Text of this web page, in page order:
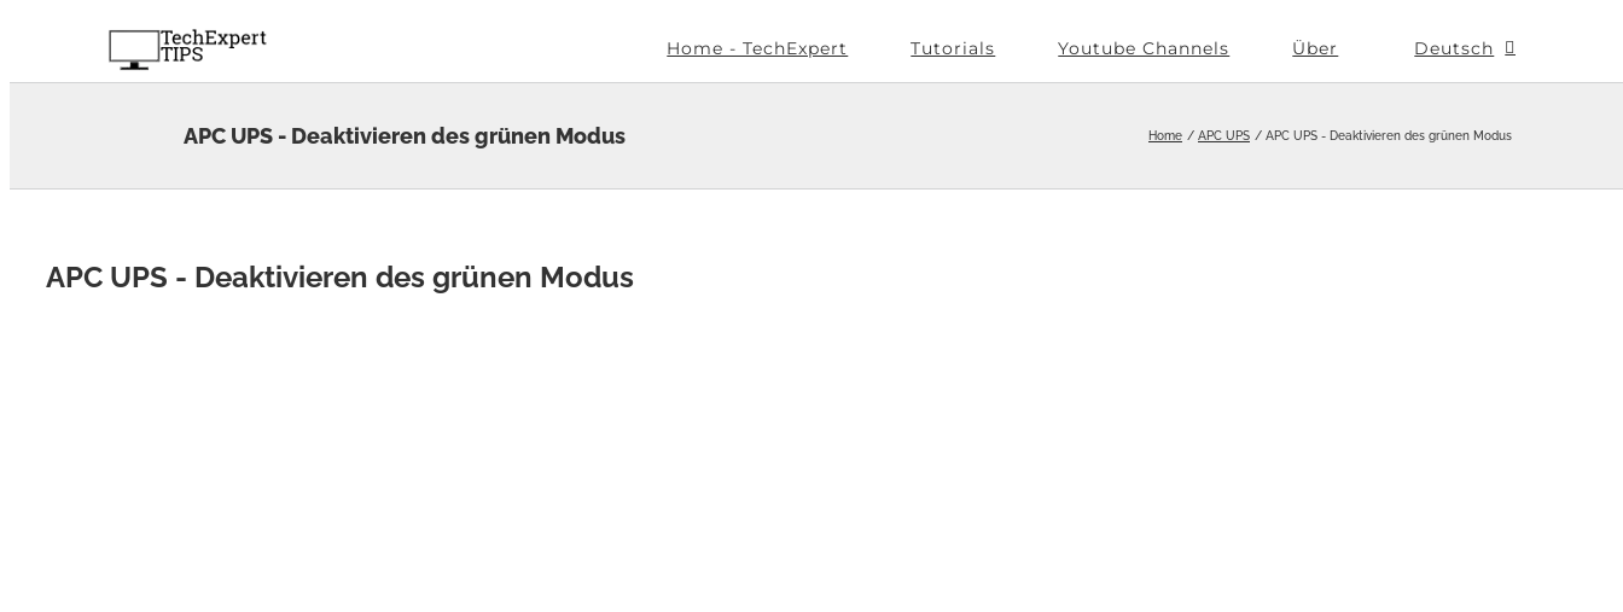
Home - TechExpert Tutorials Youtube Channels Über Deutsch
APC UPS - Deaktivieren des grünen Modus Home APC UPS APC UPS - Deaktivieren des grünen Modus
APC UPS - Deaktivieren des grünen Modus